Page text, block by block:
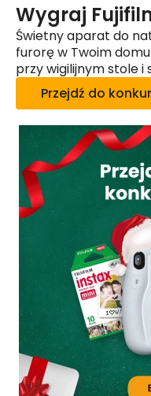
Wygraj
Świetny aparat do
furorę w Twoim
przy wigilijnym stole
Przejdź do